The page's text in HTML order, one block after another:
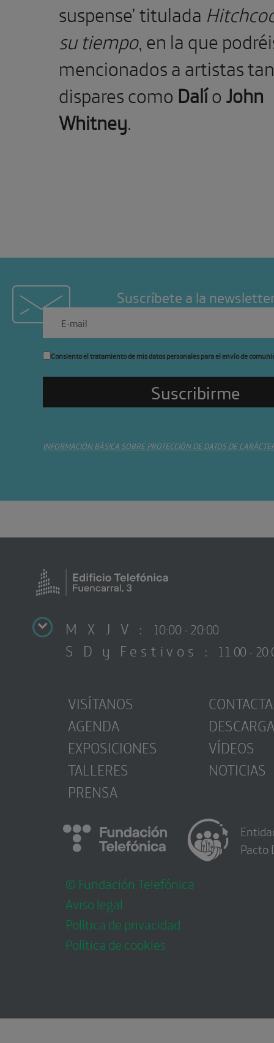
suspense’ titulada
su tiempo, en la que
mencionados a artistas tan
dispares como DalíoJohn
Whitney.
Suscríbete a la
Consiento el tratamiento de mis datos personales para el envío de
INFORMACIÓN BÁSICA SOBRE PROTECCIÓN DE DATOS DE
M X J V : 10:00 - 20:00
S D y Festivos : 11:00 -
VISÍTANOS
AGENDA
EXPOSICIONES
TALLERES
PRENSA
CONTACTA
VÍDEOS
NOTICIAS
© Fundación Telefónica
Aviso legal
Política de privacidad
Política de cookies
Pacto